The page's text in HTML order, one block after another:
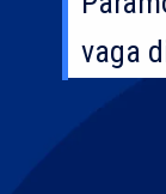
vaga
vaga